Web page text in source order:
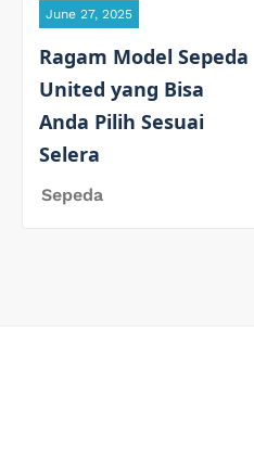
June 27, 2025
Ragam Model Sepeda
United yang Bisa
Anda Pilih Sesuai
Selera
Sepeda